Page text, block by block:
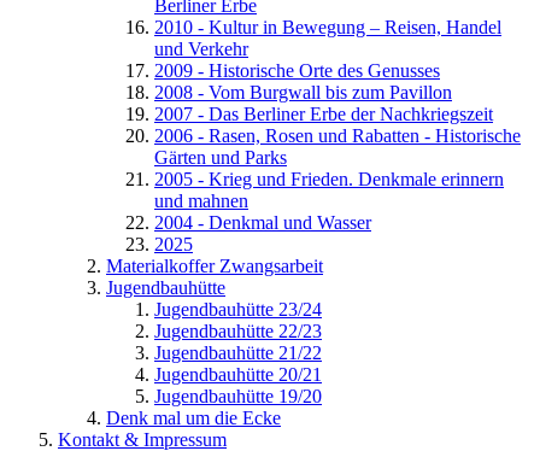
Berliner Erbe
2010 - Kultur in Bewegung – Reisen, Handel
und Verkehr
2009 - Historische Orte des Genusses
2008 - Vom Burgwall bis zum Pavillon
2007 - Das Berliner Erbe der Nachkriegszeit
2006 - Rasen, Rosen und Rabatten - Historische
Gärten und Parks
2005 - Krieg und Frieden. Denkmale erinnern
und mahnen
2004 - Denkmal und Wasser
2025
Materialkoffer Zwangsarbeit
Jugendbauhütte
Jugendbauhütte 23/24
Jugendbauhütte 22/23
Jugendbauhütte 21/22
Jugendbauhütte 20/21
Jugendbauhütte 19/20
Denk mal um die Ecke
Kontakt & Impressum